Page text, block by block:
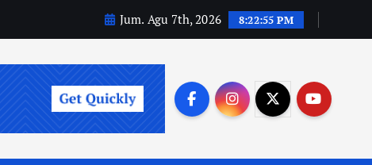
Jum. Agu 7th, 2026 8:22:56 PM